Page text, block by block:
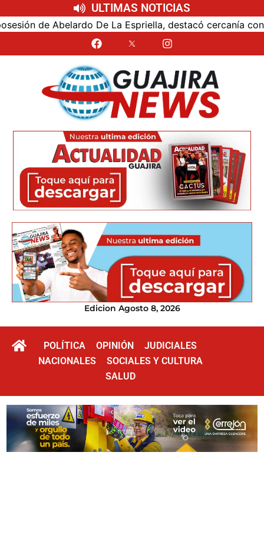
ULTIMAS NOTICIAS
de Abelardo De La Espriella, destacó cercanía con el
Edicion Agosto 8, 2026
POLÍTICA OPINIÓN
JUDICIALES
NACIONALES
SOCIALES Y CULTURA
SALUD